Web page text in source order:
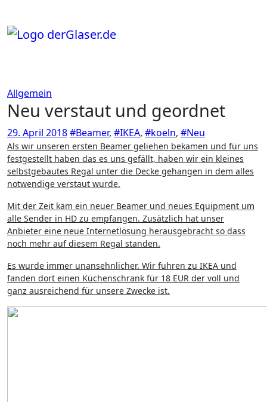
springen
Allgemein
Neu verstaut und geordnet
29. April 2018#Beamer, #IKEA, #koeln, #Neu
Als wir unseren ersten Beamer geliehen bekamen und für uns
festgestellt haben das es uns gefällt, haben wir ein kleines
selbstgebautes Regal unter die Decke gehangen in dem alles
notwendige verstaut wurde.
Mit der Zeit kam ein neuer Beamer und neues Equipment um
alle Sender in HD zu empfangen. Zusätzlich hat unser
Anbieter eine neue Internetlösung herausgebracht so dass
noch mehr auf diesem Regal standen.
Es wurde immer unansehnlicher. Wir fuhren zu IKEA und
fanden dort einen Küchenschrank für 18 EUR der voll und
ganz ausreichend für unsere Zwecke ist.